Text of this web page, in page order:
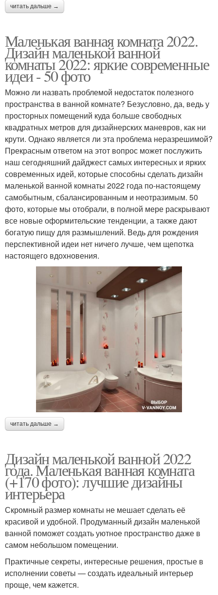
читать дальше →
Маленькая ванная комната 2022.
Дизайн маленькой ванной
комнаты 2022: яркие современные
идеи - 50 фото
Можно ли назвать проблемой недостаток полезного
пространства в ванной комнате? Безусловно, да, ведь у
просторных помещений куда больше свободных
квадратных метров для дизайнерских маневров, как ни
крути. Однако является ли эта проблема неразрешимой?
Прекрасным ответом на этот вопрос может послужить
наш сегодняшний дайджест самых интересных и ярких
современных идей, которые способны сделать дизайн
маленькой ванной комнаты 2022 года по-настоящему
самобытным, сбалансированным и неотразимым. 50
фото, которые мы отобрали, в полной мере раскрывают
все новые оформительские тенденции, а также дают
богатую пищу для размышлений. Ведь для рождения
перспективной идеи нет ничего лучше, чем щепотка
настоящего вдохновения.
читать дальше →
Дизайн маленькой ванной 2022
года. Маленькая ванная комната
(+170 фото): лучшие дизайны
интерьера
Скромный размер комнаты не мешает сделать её
красивой и удобной. Продуманный дизайн маленькой
ванной поможет создать уютное пространство даже в
самом небольшом помещении.
Практичные секреты, интересные решения, простые в
исполнении советы — создать идеальный интерьер
проще, чем кажется.